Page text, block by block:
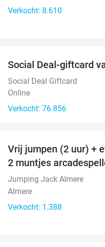
Verkocht: 8.610
Social Deal-giftcard
Social Deal Giftcard
Online
Verkocht: 76.856
Vrij jumpen (2 uur) +
2 muntjes
Jumping Jack Almere
Almere
Verkocht: 1.388